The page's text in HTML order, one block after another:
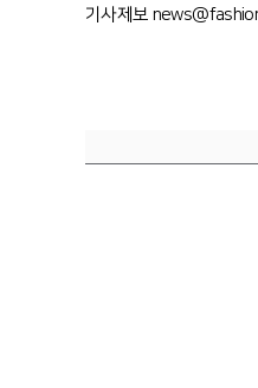
기사제보